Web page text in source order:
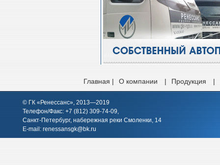
Главная | О компании | Продукция |
© ГК «Ренессанс», 2013—2019
Телефон/Факс: +7 (812) 309-74-09,
Санкт-Петербург, набережная реки Смоленки, 14
E-mail: renessansgk@bk.ru